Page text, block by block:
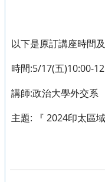
以下是原訂講座時間及
時間:5/17(五
講師:政治大學外交
主題: 『 2024印太